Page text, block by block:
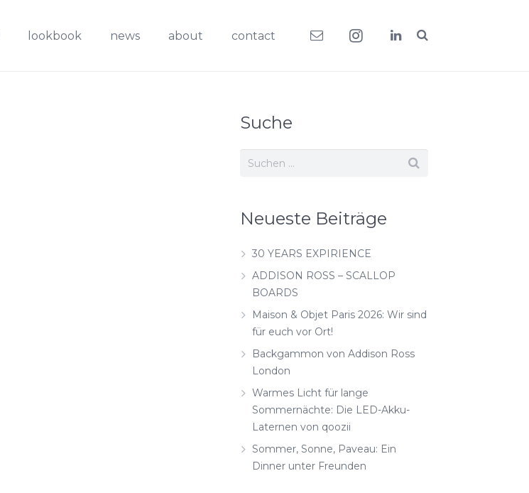
lookbook news about contact
Suche
Neueste Beiträge
30 YEARS EXPIRIENCE
ADDISON ROSS – SCALLOP
BOARDS
Maison & Objet Paris 2026: Wir sind
für euch vor Ort!
Backgammon von Addison Ross
London
Warmes Licht für lange
Sommernächte: Die LED-Akku-
Laternen von qoozii
Sommer, Sonne, Paveau: Ein
Dinner unter Freunden